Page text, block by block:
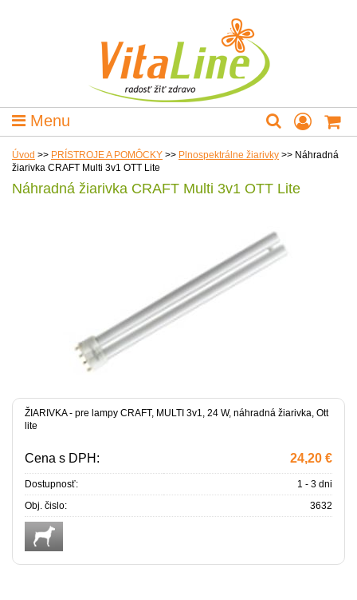
Menu
Úvod >> PRÍSTROJE A POMÔCKY >> Plnospektrálne žiarivky >> Náhradná
žiarivka CRAFT Multi 3v1 OTT Lite
Náhradná žiarivka CRAFT Multi 3v1 OTT Lite
ŽIARIVKA - pre lampy CRAFT, MULTI 3v1, 24 W, náhradná žiarivka, Ott
lite
Cena s DPH: 24,20 €
Dostupnosť:
1 - 3 dni
Obj. čislo:
3632